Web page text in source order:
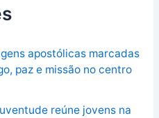
apostólicas marcadas
paz e missão no centro
reúne jovens na